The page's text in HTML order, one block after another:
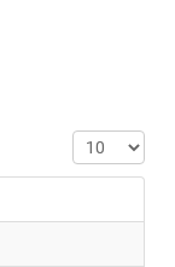
Кол-во